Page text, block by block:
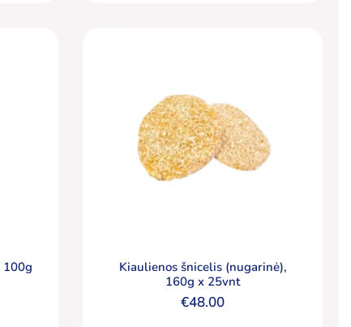
100g
Kiaulienos šnicelis (nugarinė),
160g x 25vnt
€48.00